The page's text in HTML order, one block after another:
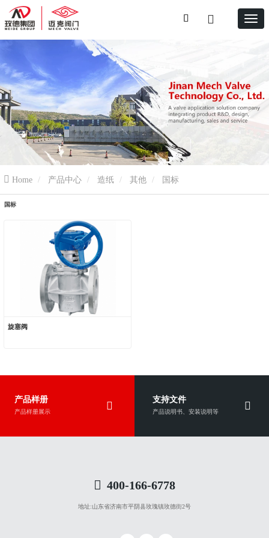
Home 产品中心 造纸 其他 国标
国标
旋塞阀
产品样册
产品样册展示
支持文件
产品说明书、安装说明等
400-166-6778
地址:山东省济南市平阴县玫瑰镇玫德街2号